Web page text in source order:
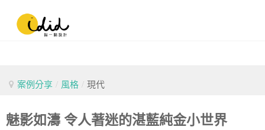
案例分享 / 風格 / 現代
魅影如濤 令人著迷的湛藍純金小世界